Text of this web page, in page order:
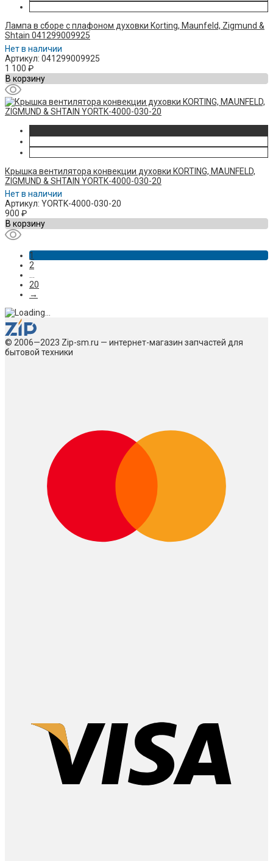
Лампа в сборе с плафоном духовки Korting, Maunfeld, Zigmund &
Shtain 041299009925
Нет в наличии
Артикул: 041299009925
1 100 ₽
В корзину
Крышка вентилятора конвекции духовки KORTING, MAUNFELD,
ZIGMUND & SHTAIN YORTK-4000-030-20
Нет в наличии
Артикул: YORTK-4000-030-20
900 ₽
В корзину
1
2
...
20
→
© 2006—2023 Zip-sm.ru — интернет-магазин запчастей для
бытовой техники